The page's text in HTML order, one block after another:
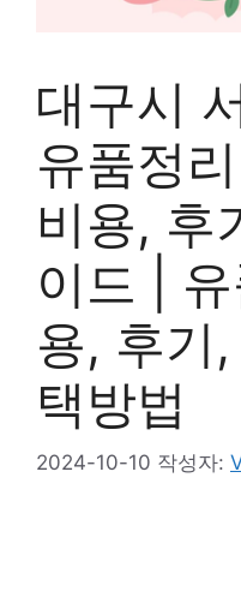
대구시
유품정
비용, 후
이드 |
용, 후기
택방법
2024-10-10 작성자: